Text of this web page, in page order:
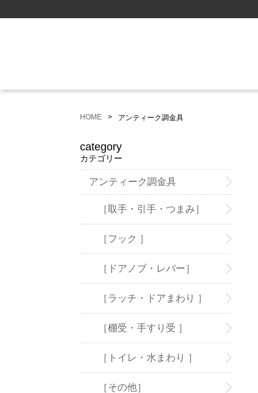
HOME アンティーク調金具
category
カテゴリー
アンティーク調金具
［取手・引手・つまみ］
［フック ］
［ドアノブ・レバー］
［ラッチ・ドアまわり ］
［棚受・手すり受 ］
［トイレ・水まわり ］
［その他］